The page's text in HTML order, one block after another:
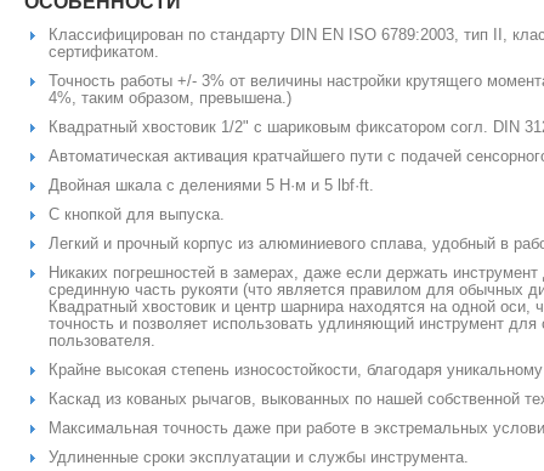
Классифицирован по стандарту DIN EN ISO 6789:2003, тип II,
сертификатом.
Точность работы +/- 3% от величины настройки крутящего
4%, таким образом, превышена.)
Квадратный хвостовик 1/2" с шариковым фиксатором согл. DIN
Автоматическая активация кратчайшего пути с подачей
Двойная шкала с делениями 5 Н·м и 5 lbf·ft.
С кнопкой для выпуска.
Легкий и прочный корпус из алюминиевого сплава, удобный в
Никаких погрешностей в замерах, даже если держать
срединную часть рукояти (что является правилом для обычных
Квадратный хвостовик и центр шарнира находятся на одной оси,
точность и позволяет использовать удлиняющий инструмент для
пользователя.
Крайне высокая степень износостойкости, благодаря
Каскад из кованых рычагов, выкованных по нашей собственной
Максимальная точность даже при работе в экстремальных
Удлиненные сроки эксплуатации и службы инструмента.